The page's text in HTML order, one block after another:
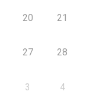
20 21
27 28
3 4